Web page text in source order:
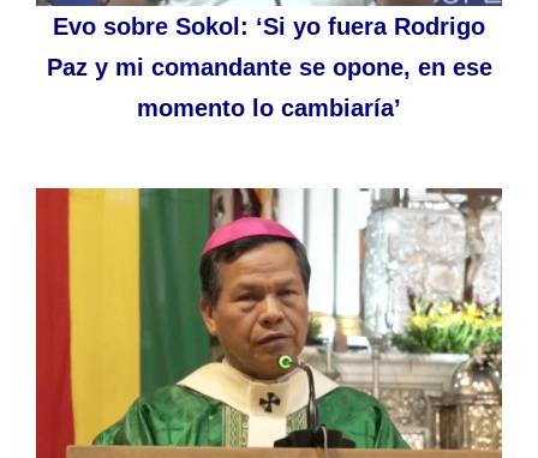
Evo sobre Sokol: ‘Si yo fuera Rodrigo
Paz y mi comandante se opone, en ese
momento lo cambiaría’